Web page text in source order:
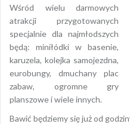
Wśród wielu darmowych
atrakcji przygotowanych
specjalnie dla najmłodszych
będą: miniłódki w basenie,
karuzela, kolejka samojezdna,
eurobungy, dmuchany plac
zabaw, ogromne gry
planszowe i wiele innych.
Bawić będziemy się już od